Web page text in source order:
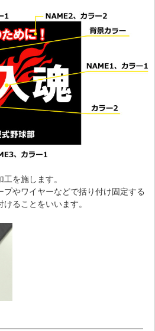
を施します。
やワイヤーなどで括り付け固定する
ることをいいます。